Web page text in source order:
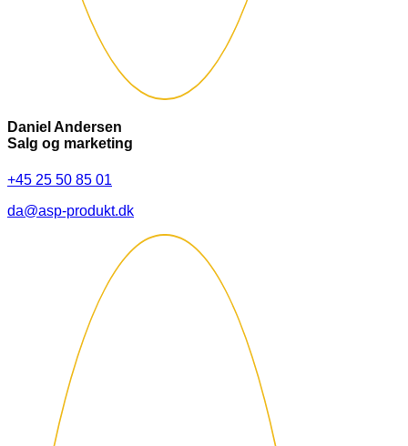
Daniel Andersen
Salg og marketing
+45 25 50 85 01
da@asp-produkt.dk